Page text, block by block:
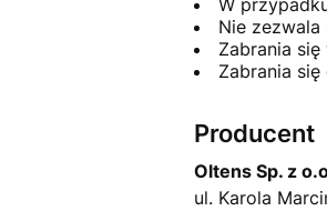
Nie
Zabrania
Zabrania
Producent
Oltens Sp. z
ul. Karola